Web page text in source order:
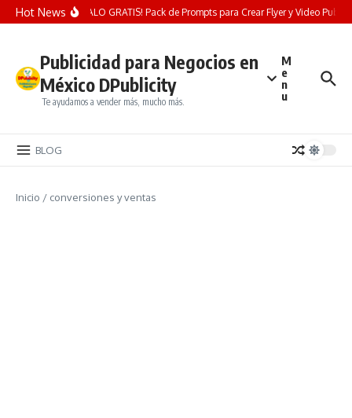
Saltar al contenido
Hot News¡REGALO GRATIS! Pack de Prompts para Crear Flyer y Video
Publicidad para Negocios en
México DPublicity
Te ayudamos a vender más, mucho más.
M
e
n
u
BLOG
Inicio / conversiones y ventas